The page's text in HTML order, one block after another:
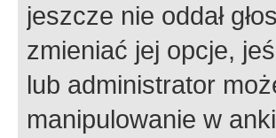
jeszcze nie oddał
zmieniać jej opcje,
lub administrator
manipulowanie w